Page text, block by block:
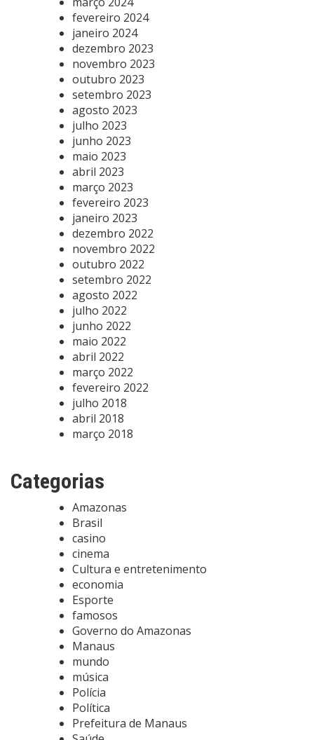
fevereiro 2024
janeiro 2024
dezembro 2023
novembro 2023
outubro 2023
setembro 2023
agosto 2023
julho 2023
junho 2023
maio 2023
abril 2023
março 2023
fevereiro 2023
janeiro 2023
dezembro 2022
novembro 2022
outubro 2022
setembro 2022
agosto 2022
julho 2022
junho 2022
maio 2022
abril 2022
março 2022
fevereiro 2022
julho 2018
abril 2018
março 2018
Categorias
Amazonas
Brasil
casino
cinema
Cultura e entretenimento
economia
Esporte
famosos
Governo do Amazonas
Manaus
mundo
música
Polícia
Política
Prefeitura de Manaus